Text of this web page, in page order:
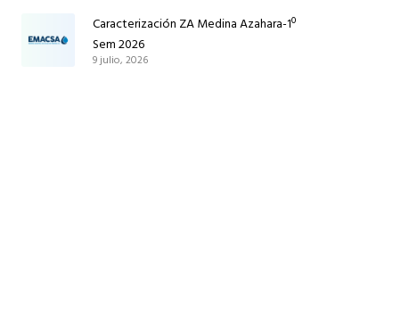
Caracterización ZA Medina Azahara-1º
Sem 2026
9 julio, 2026